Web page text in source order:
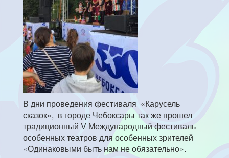
В дни проведения фестиваля «Карусель
сказок», в городе Чебоксары так же прошел
традиционный V Международный фестиваль
особенных театров для особенных зрителей
«Одинаковыми быть нам не обязательно».